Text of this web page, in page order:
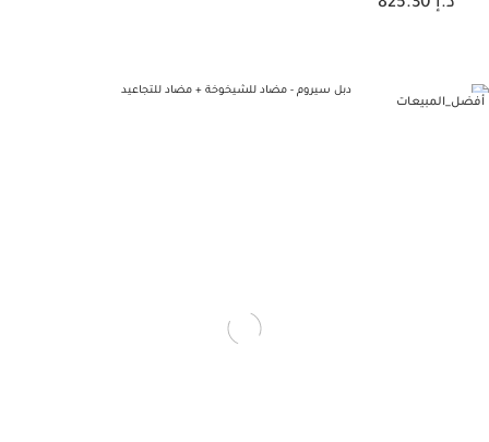
د.إ 825.30
أفضل_المبيعات